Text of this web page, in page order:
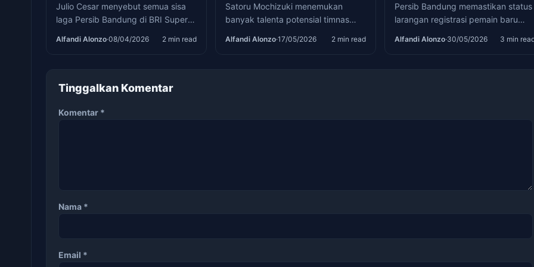
Julio Cesar menyebut semua sisa
laga Persib Bandung di BRI Super
Alfandi Alonzo·08/04/2026 2 min read
Satoru Mochizuki menemukan
banyak talenta potensial timnas
League di Cimahi.
Alfandi Alonzo·17/05/2026 2 min read
Persib Bandung memastikan status
larangan registrasi pemain baru
mengganggu stabilitas klub.
Alfandi Alonzo·30/05/2026 3 min
Tinggalkan Komentar
Komentar *
Nama *
Email *